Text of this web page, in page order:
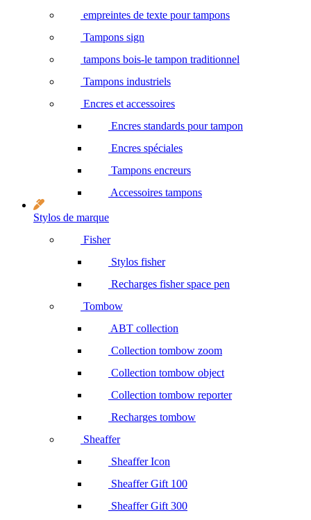
empreintes de texte pour tampons
Tampons sign
tampons bois-le tampon traditionnel
Tampons industriels
Encres et accessoires
Encres standards pour tampon
Encres spéciales
Tampons encreurs
Accessoires tampons
Stylos de marque
Fisher
Stylos fisher
Recharges fisher space pen
Tombow
ABT collection
Collection tombow zoom
Collection tombow object
Collection tombow reporter
Recharges tombow
Sheaffer
Sheaffer Icon
Sheaffer Gift 100
Sheaffer Gift 300